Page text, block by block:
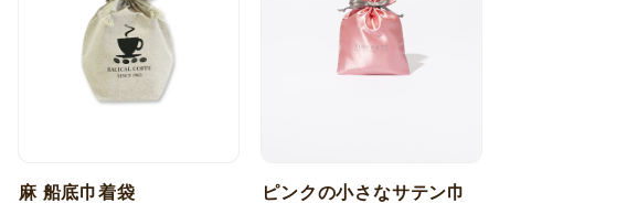
麻 船底巾着袋
ピンクの小さなサテン巾